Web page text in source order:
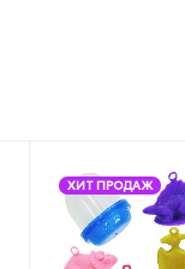
ХИТ ПРОДАЖ